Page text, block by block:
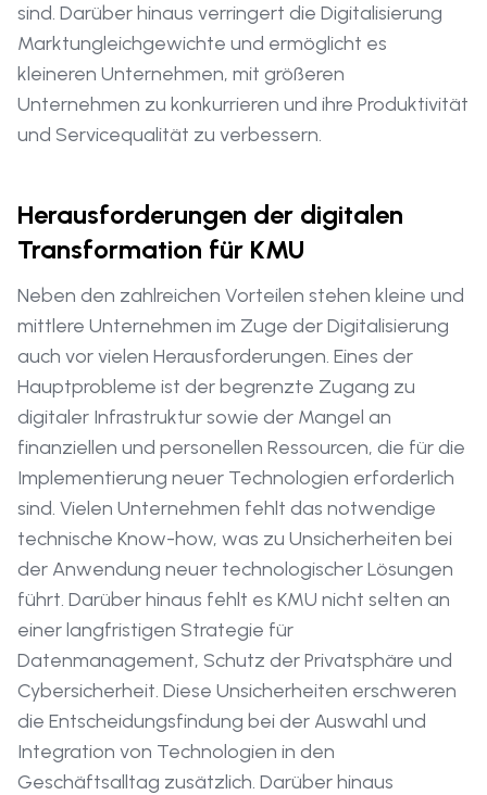
sind. Darüber hinaus verringert die Digitalisierung
Marktungleichgewichte und ermöglicht es
kleineren Unternehmen, mit größeren
Unternehmen zu konkurrieren und ihre Produktivität
und Servicequalität zu verbessern.
Herausforderungen der digitalen
Transformation für KMU
Neben den zahlreichen Vorteilen stehen kleine und
mittlere Unternehmen im Zuge der Digitalisierung
auch vor vielen Herausforderungen. Eines der
Hauptprobleme ist der begrenzte Zugang zu
digitaler Infrastruktur sowie der Mangel an
finanziellen und personellen Ressourcen, die für die
Implementierung neuer Technologien erforderlich
sind. Vielen Unternehmen fehlt das notwendige
technische Know-how, was zu Unsicherheiten bei
der Anwendung neuer technologischer Lösungen
führt. Darüber hinaus fehlt es KMU nicht selten an
einer langfristigen Strategie für
Datenmanagement, Schutz der Privatsphäre und
Cybersicherheit. Diese Unsicherheiten erschweren
die Entscheidungsfindung bei der Auswahl und
Integration von Technologien in den
Geschäftsalltag zusätzlich. Darüber hinaus